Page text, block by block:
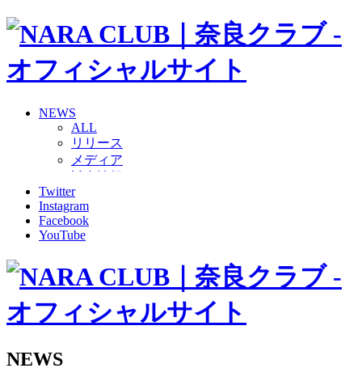
NEWS
ALL
リリース
メディア
グッズ
ファンコミュニティ
普及・育成
ホームタウン
その他
2026/27トップチーム
2026/27トップチームスタッフ
Twitter
Instagram
Facebook
YouTube
NEWS